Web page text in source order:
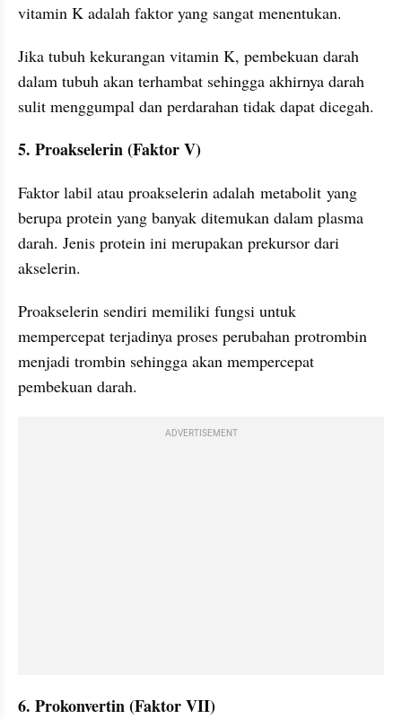
vitamin K adalah faktor yang sangat menentukan.
Jika tubuh kekurangan vitamin K, pembekuan darah
dalam tubuh akan terhambat sehingga akhirnya darah
sulit menggumpal dan perdarahan tidak dapat dicegah.
5. Proakselerin (Faktor V)
Faktor labil atau proakselerin adalah metabolit yang
berupa protein yang banyak ditemukan dalam plasma
darah. Jenis protein ini merupakan prekursor dari
akselerin.
Proakselerin sendiri memiliki fungsi untuk
mempercepat terjadinya proses perubahan protrombin
menjadi trombin sehingga akan mempercepat
pembekuan darah.
ADVERTISEMENT
6. Prokonvertin (Faktor VII)